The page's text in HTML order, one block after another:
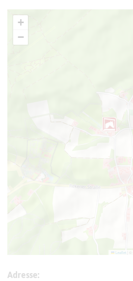
+
−
Leaflet
Adresse: